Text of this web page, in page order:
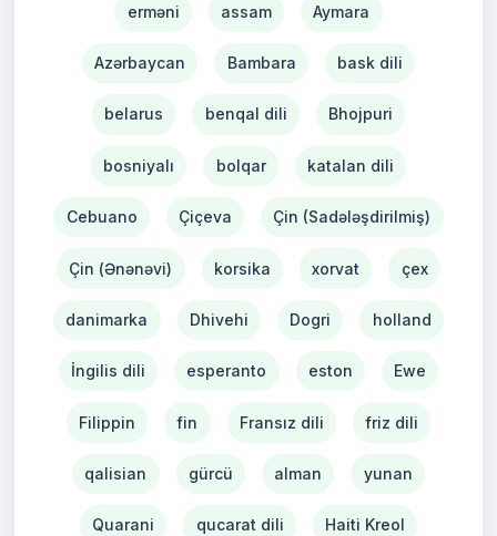
erməni assam Aymara
Azərbaycan Bambara bask dili
belarus benqal dili Bhojpuri
bosniyalı bolqar katalan dili
Cebuano Çiçeva Çin (Sadələşdirilmiş)
Çin (Ənənəvi) korsika xorvat çex
danimarka Dhivehi Dogri holland
İngilis dili esperanto eston Ewe
Filippin fin Fransız dili friz dili
qalisian gürcü alman yunan
Quarani qucarat dili Haiti Kreol